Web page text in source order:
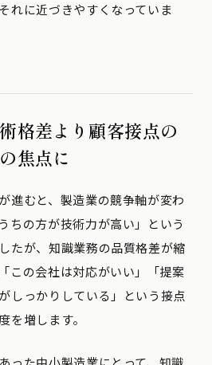
れに近づきやすくなっていま
格差より顧客接点の
焦点に
進むと、製造業の競争軸が変わ
ちの方が技術力が高い」という
たが、知識業務の品質格差が縮
この会社は対応がいい」「提案
しっかりしている」という接点
を増します。